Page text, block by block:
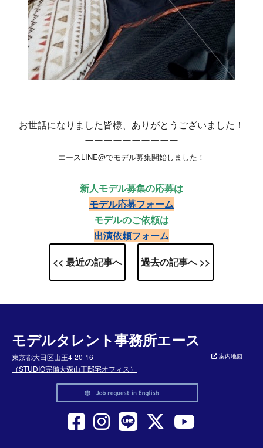
お世話になりました皆様、ありがとうございました！
ーーーーーーーーーー
エースLINE@でモデル募集開始しました！
新人モデル募集の応募は
モデル応募フォーム
モデルのご依頼は
出演依頼フォーム
<< 最近の記事へ
過去の記事へ >>
モデルタレント事務所エース
東京都大田区山王4-20-16
（STUDIO完備大森山王邸宅オフィス）
案内地図